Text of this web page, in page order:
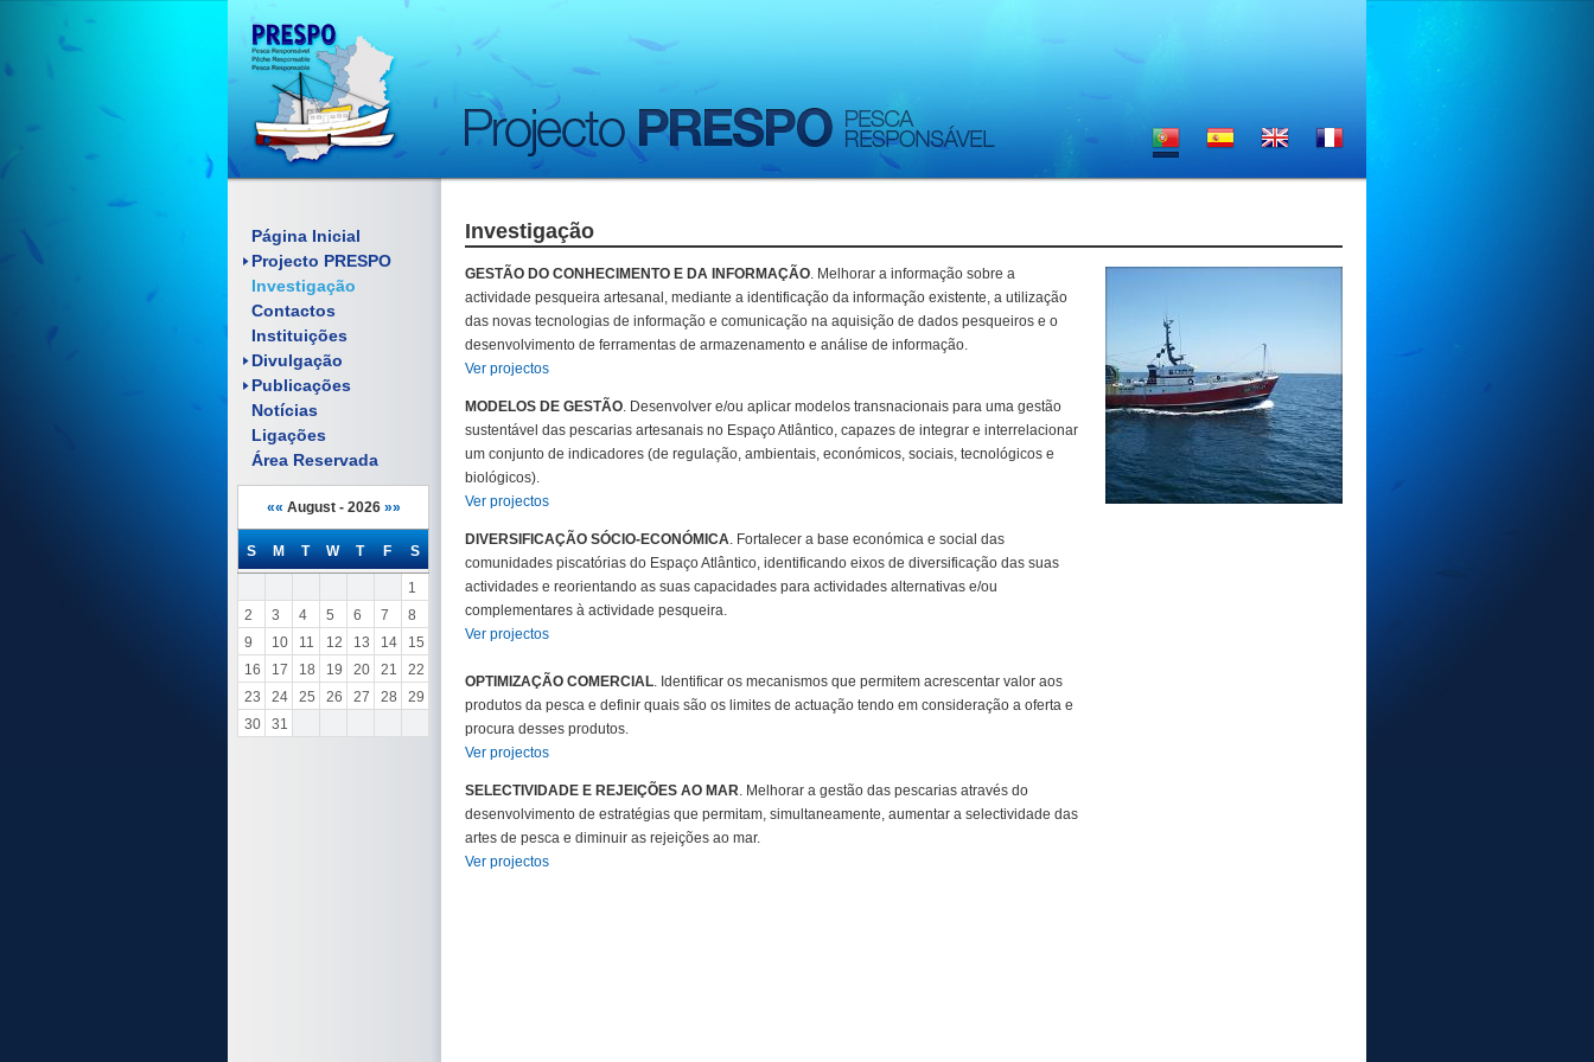
Página Inicial
Projecto PRESPO
Enquadramento
Objectivos
Investigação
Contactos
Instituições
Divulgação
Pósteres
Folhetos
Material Promocional
Reuniões
Publicações
Artigos científicos
Relatórios
Comunicações
Pósteres
Manuais
Documentos
Notícias
Ligações
Área Reservada
«« August - 2026 »»
S M T W T F S
1
2
3 4 5 6 7
8
9
10 11 12 13 14
15
16
17 18 19 20 21
22
23
24 25 26 27 28
29
30
31
Investigação
GESTÃO DO CONHECIMENTO E DA INFORMAÇÃO. Melhorar a informação sobre a
actividade pesqueira artesanal, mediante a identificação da informação existente, a utilização
das novas tecnologias de informação e comunicação na aquisição de dados pesqueiros e o
desenvolvimento de ferramentas de armazenamento e análise de informação.
Ver projectos
MODELOS DE GESTÃO. Desenvolver e/ou aplicar modelos transnacionais para uma gestão
sustentável das pescarias artesanais no Espaço Atlântico, capazes de integrar e interrelacionar
um conjunto de indicadores (de regulação, ambientais, económicos, sociais, tecnológicos e
biológicos).
Ver projectos
DIVERSIFICAÇÃO SÓCIO-ECONÓMICA. Fortalecer a base económica e social das
comunidades piscatórias do Espaço Atlântico, identificando eixos de diversificação das suas
actividades e reorientando as suas capacidades para actividades alternativas e/ou
complementares à actividade pesqueira.
Ver projectos
OPTIMIZAÇÃO COMERCIAL. Identificar os mecanismos que permitem acrescentar valor aos
produtos da pesca e definir quais são os limites de actuação tendo em consideração a oferta e
procura desses produtos.
Ver projectos
SELECTIVIDADE E REJEIÇÕES AO MAR. Melhorar a gestão das pescarias através do
desenvolvimento de estratégias que permitam, simultaneamente, aumentar a selectividade das
artes de pesca e diminuir as rejeições ao mar.
Ver projectos